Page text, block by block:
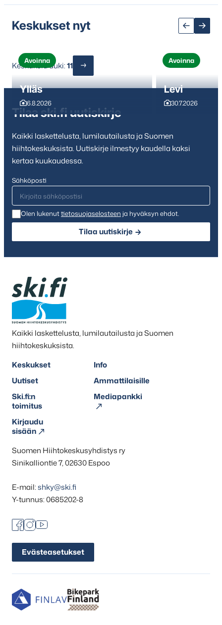
Keskukset nyt
Ylläs
6.8.2026
Avoinna
Levi
30.7.2026
Avoinna
Keskuksia auki:11
Tilaa ski.fi uutiskirje
Kaikki laskettelusta, lumilautailusta ja Suomen
hiihtokeskuksista. Uutiskirje ilmestyy kaudella kaksi
kertaa kuukaudessa.
Sähköposti
Olen lukenuttietosuojaselosteen ja hyväksyn ehdot.
Tilaa uutiskirje
Kaikki laskettelusta, lumilautailusta ja Suomen
hiihtokeskuksista.
Keskukset
Info
Uutiset
Ammattilaisille
Ski.fi:n
toimitus
Mediapankki
Kirjaudu
sisään
Suomen Hiihtokeskusyhdistys ry
Sinikalliontie 7, 02630 Espoo
E-mail:shky@ski.fi
Y-tunnus: 0685202-8
Facebook
Instagram
Youtube
Evästeasetukset